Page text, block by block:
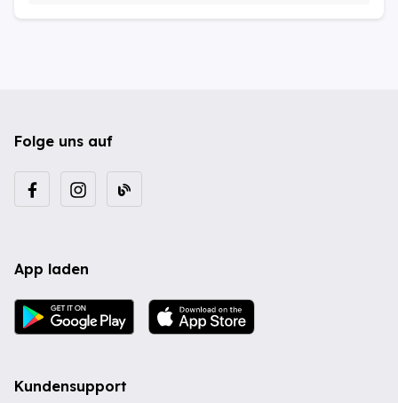
Folge uns auf
App laden
Kundensupport